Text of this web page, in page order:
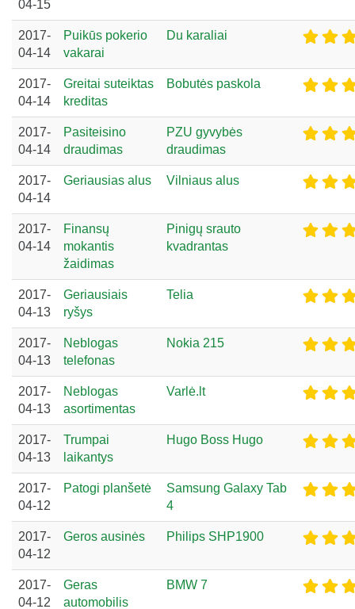
04-15
2017-
04-14
Puikūs pokerio
vakarai
Du karaliai
2017-
04-14
Greitai suteiktas
kreditas
Bobutės paskola
2017-
04-14
Pasiteisino
draudimas
PZU gyvybės
draudimas
2017-
04-14
Geriausias alus Vilniaus alus
2017-
04-14
Finansų
mokantis
žaidimas
Pinigų srauto
kvadrantas
2017-
04-13
Geriausiais
ryšys
Telia
2017-
04-13
Neblogas
telefonas
Nokia 215
2017-
04-13
Neblogas
asortimentas
Varlė.lt
2017-
04-13
Trumpai
laikantys
Hugo Boss Hugo
2017-
04-12
Patogi planšetė
Samsung Galaxy Tab
4
2017-
04-12
Geros ausinės Philips SHP1900
2017-
04-12
Geras
automobilis
BMW 7